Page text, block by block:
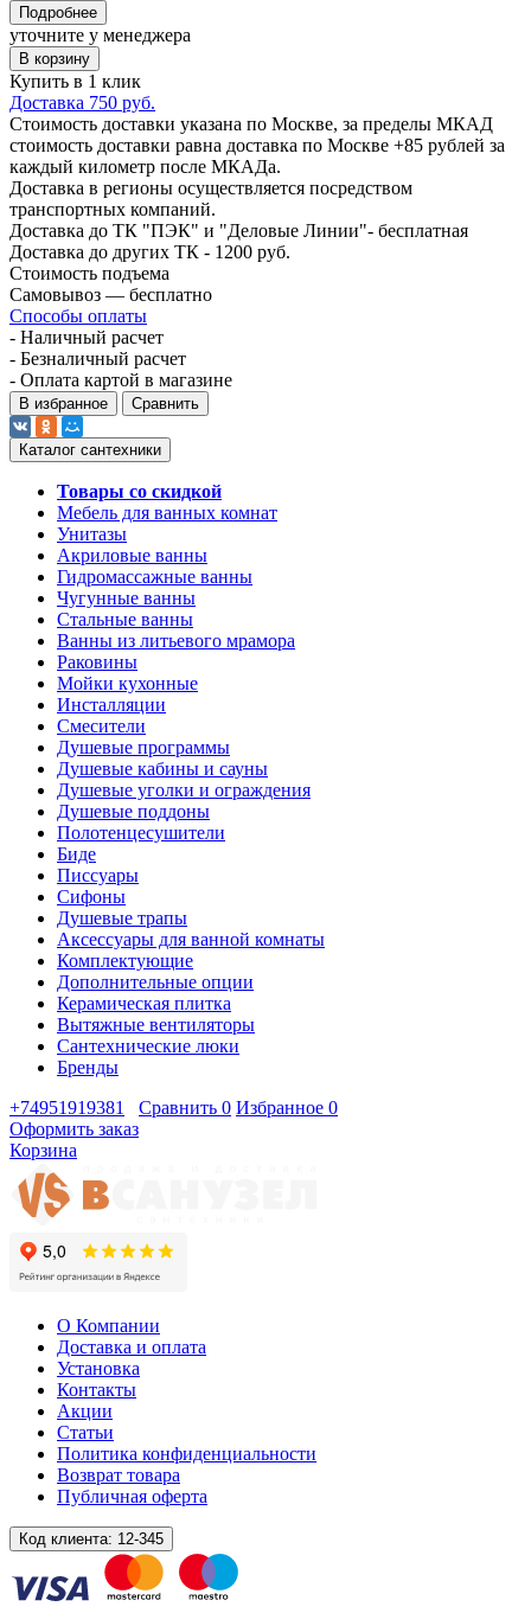
Подробнее
уточните у менеджера
В корзину
Купить в 1 клик
Доставка 750 руб.
Стоимость доставки указана по Москве, за пределы МКАД
стоимость доставки равна доставка по Москве +85 рублей за
каждый километр после МКАДа.
Доставка в регионы осуществляется посредством
транспортных компаний.
Доставка до ТК "ПЭК" и "Деловые Линии"- бесплатная
Доставка до других ТК - 1200 руб.
Стоимость подъема
Самовывоз — бесплатно
Способы оплаты
- Наличный расчет
- Безналичный расчет
- Оплата картой в магазине
В избранное Сравнить
Каталог сантехники
Товары со скидкой
Мебель для ванных комнат
Унитазы
Акриловые ванны
Гидромассажные ванны
Чугунные ванны
Стальные ванны
Ванны из литьевого мрамора
Раковины
Мойки кухонные
Инсталляции
Смесители
Душевые программы
Душевые кабины и сауны
Душевые уголки и ограждения
Душевые поддоны
Полотенцесушители
Биде
Писсуары
Сифоны
Душевые трапы
Аксессуары для ванной комнаты
Комплектующие
Дополнительные опции
Керамическая плитка
Вытяжные вентиляторы
Сантехнические люки
Бренды
+74951919381
Сравнить 0 Избранное 0
Оформить заказ
Корзина
О Компании
Доставка и оплата
Установка
Контакты
Акции
Статьи
Политика конфиденциальности
Возврат товара
Публичная оферта
Код клиента: 12-345